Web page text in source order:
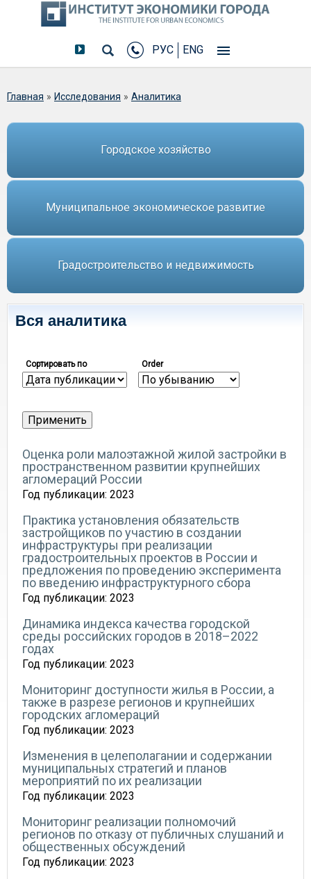
РУС ENG
Вы здесь
Главная » Исследования » Аналитика
Городское хозяйство
Муниципальное экономическое развитие
Градостроительство и недвижимость
Вся аналитика
Сортировать по Order
Оценка роли малоэтажной жилой застройки в
пространственном развитии крупнейших
агломераций России
Год публикации: 2023
Практика установления обязательств
застройщиков по участию в создании
инфраструктуры при реализации
градостроительных проектов в России и
предложения по проведению эксперимента
по введению инфраструктурного сбора
Год публикации: 2023
Динамика индекса качества городской
среды российских городов в 2018–2022
годах
Год публикации: 2023
Мониторинг доступности жилья в России, а
также в разрезе регионов и крупнейших
городских агломераций
Год публикации: 2023
Изменения в целеполагании и содержании
муниципальных стратегий и планов
мероприятий по их реализации
Год публикации: 2023
Мониторинг реализации полномочий
регионов по отказу от публичных слушаний и
общественных обсуждений
Год публикации: 2023